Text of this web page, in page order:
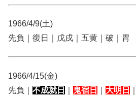
1966/4/9(土)
先負｜復日｜戊戌｜五黄｜破｜胃
1966/4/15(金)
先負｜ 不成就日 鬼宿日 大明日